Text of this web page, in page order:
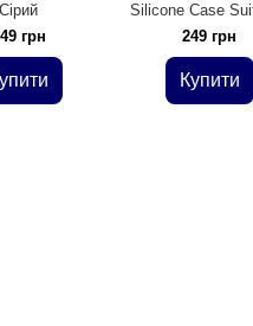
Сірий
грн
Silicone Case
Airpods Pro
249 грн
Купити